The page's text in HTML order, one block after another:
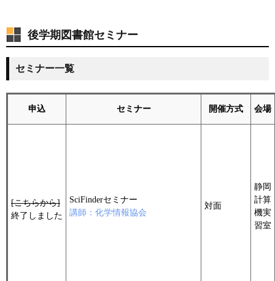
後学期図書館セミナー
セミナー一覧
申込 セミナー 開催方式 会場
[こちらから]
終了しました
SciFinderセミナー
講師：化学情報協会
対面
静岡
計算
機実
習室